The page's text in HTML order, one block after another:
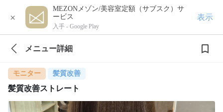
×
MEZONメゾン/美容室定額（サブスク）サ
ービス
入手 - Google Play
表示
メニュー詳細
モニター 髪質改善
髪質改善ストレート